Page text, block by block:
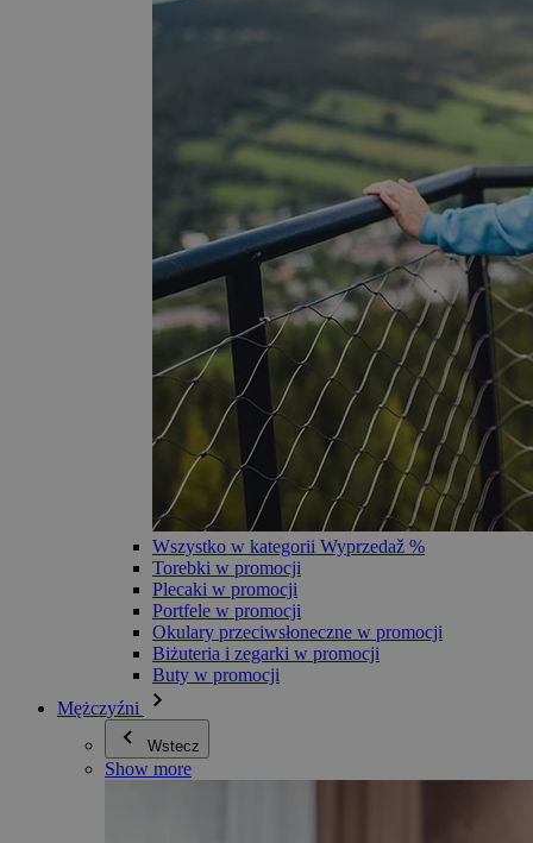
Wszystko w kategorii Wyprzedaž %
Torebki w promocji
Plecaki w promocji
Portfele w promocji
Okulary przeciwsłoneczne w promocji
Biżuteria i zegarki w promocji
Buty w promocji
Mężczyźni
Wstecz
Show more